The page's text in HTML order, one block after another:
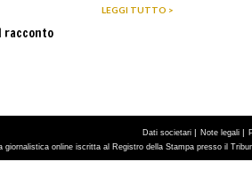
racconto
LEGGI TUTTO >
Dati societari | Note legali |
giornalistica online iscritta al Registro della Stampa presso il